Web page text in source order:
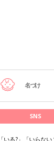
名づけ
SNS
いる?」「いらな